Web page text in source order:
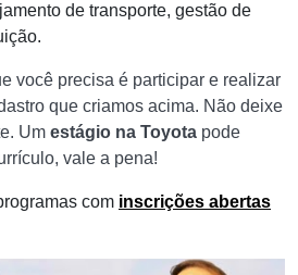
de transporte, gestão de
você precisa é participar e realizar
que criamos acima. Não deixe
Um estágio na Toyota pode
vale a pena!
com inscrições abertas